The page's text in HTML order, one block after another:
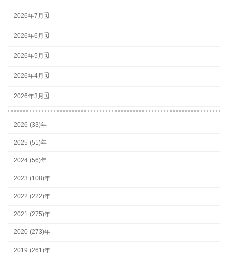
2026年7月🗓
2026年6月🗓
2026年5月🗓
2026年4月🗓
2026年3月🗓
2026 (33)年
2025 (51)年
2024 (56)年
2023 (108)年
2022 (222)年
2021 (275)年
2020 (273)年
2019 (261)年